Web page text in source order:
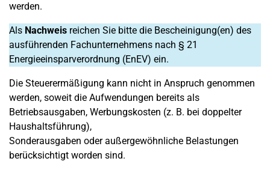
werden.
Als Nachweis reichen Sie bitte die Bescheinigung(en) des
ausführenden Fachunternehmens nach § 21
Energieeinsparverordnung (EnEV) ein.
Die Steuerermäßigung kann nicht in Anspruch genommen
werden, soweit die Aufwendungen bereits als
Betriebsausgaben, Werbungskosten (z. B. bei doppelter
Haushaltsführung),
Sonderausgaben oder außergewöhnliche Belastungen
berücksichtigt worden sind.